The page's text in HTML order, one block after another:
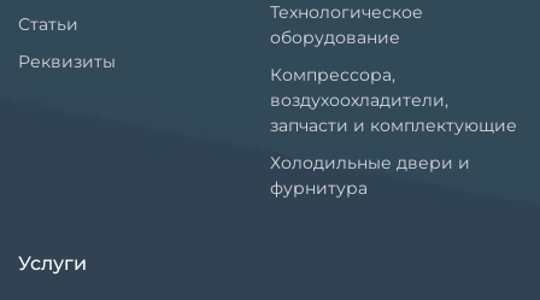
Статьи
Реквизиты
Технологическое
оборудование
Компрессора,
воздухоохладители,
запчасти и комплектующие
Холодильные двери и
фурнитура
Услуги